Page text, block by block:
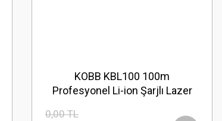
KOBB KBL100 100m
Profesyonel Li-ion Şarjlı Lazer
0,00 TL